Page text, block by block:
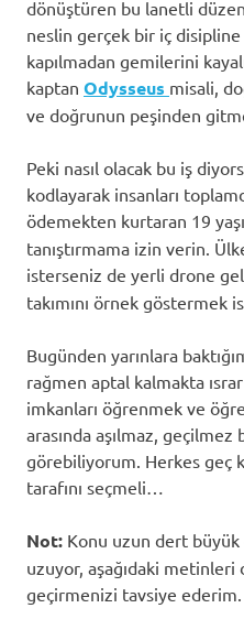
dönüştüren bu lanetli
neslin gerçek bir iç
kapılmadan gemilerini
kaptan Odysseus misali,
ve doğrunun peşinden
Peki nasıl olacak bu iş
kodlayarak insanları
ödemekten kurtaran 19
tanıştırmama izin verin.
isterseniz de yerli drone
takımını örnek göstermek
Bugünden yarınlara
rağmen aptal kalmakta
imkanları öğrenmek ve
arasında aşılmaz, geçilmez
görebiliyorum. Herkes geç
tarafını seçmeli…
Not: Konu uzun dert
uzuyor, aşağıdaki
geçirmenizi tavsiye ederim.